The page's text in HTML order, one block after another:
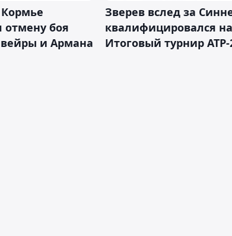
Кормье
отмену боя
и Армана
Зверев вслед за
квалифицировался на
Итоговый турнир ATP-